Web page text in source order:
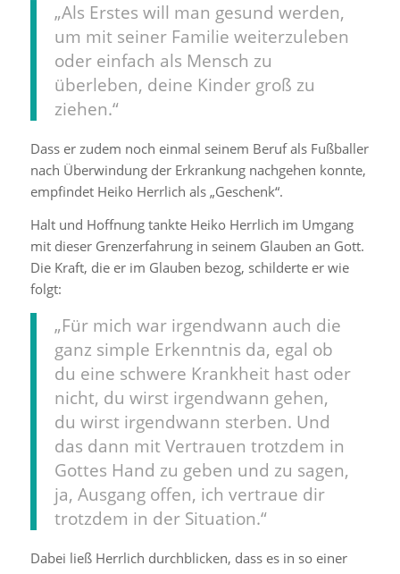
„Als Erstes will man gesund werden,
um mit seiner Familie weiterzuleben
oder einfach als Mensch zu
überleben, deine Kinder groß zu
ziehen.“
Dass er zudem noch einmal seinem Beruf als Fußballer
nach Überwindung der Erkrankung nachgehen konnte,
empfindet Heiko Herrlich als „Geschenk“.
Halt und Hoffnung tankte Heiko Herrlich im Umgang
mit dieser Grenzerfahrung in seinem Glauben an Gott.
Die Kraft, die er im Glauben bezog, schilderte er wie
folgt:
„Für mich war irgendwann auch die
ganz simple Erkenntnis da, egal ob
du eine schwere Krankheit hast oder
nicht, du wirst irgendwann gehen,
du wirst irgendwann sterben. Und
das dann mit Vertrauen trotzdem in
Gottes Hand zu geben und zu sagen,
ja, Ausgang offen, ich vertraue dir
trotzdem in der Situation.“
Dabei ließ Herrlich durchblicken, dass es in so einer